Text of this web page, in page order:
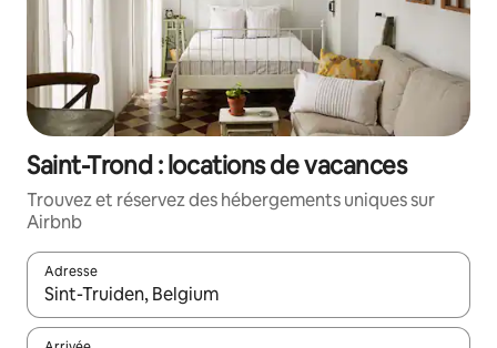
Saint-Trond : locations de vacances
Trouvez et réservez des hébergements uniques sur
Airbnb
Adresse
Lorsque les résultats s'affichent, utilisez les flèches vers le